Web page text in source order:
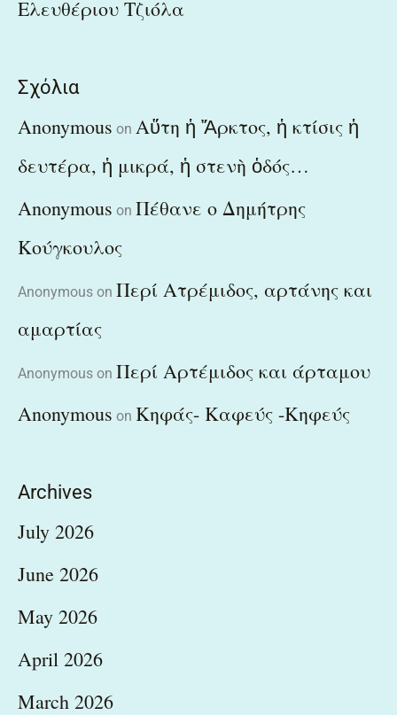
Ελευθέριου Τζιόλα
Σχόλια
Anonymous on Αὕτη ἡ Ἄρκτος, ἡ κτίσις ἡ
δευτέρα, ἡ μικρά, ἡ στενὴ ὁδός…
Anonymous on Πέθανε ο Δημήτρης
Κούγκουλος
Anonymous on Περί Ατρέμιδος, αρτάνης και
αμαρτίας
Anonymous on Περί Αρτέμιδος και άρταμου
Anonymous on Κηφάς- Καφεύς -Κηφεύς
Archives
July 2026
June 2026
May 2026
April 2026
March 2026